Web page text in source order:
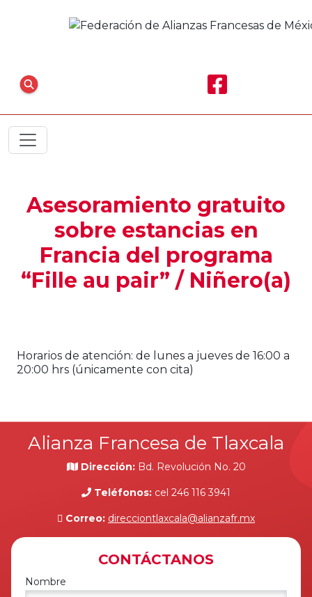
Asesoramiento gratuito
sobre estancias en
Francia del programa
“Fille au pair” / Niñero(a)
Horarios de atención: de lunes a jueves de 16:00 a
20:00 hrs (únicamente con cita)
Alianza Francesa de Tlaxcala
Dirección: Bd. Revolución No. 20
Teléfonos: cel 246 116 3941
Correo: direcciontlaxcala@alianzafr.mx
CONTÁCTANOS
Nombre